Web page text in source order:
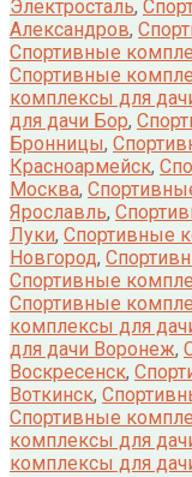
Электросталь,
Александров,
Спортивные
Спортивные
комплексы для
для дачи Бор,
Бронницы,
Красноармейск,
Москва,
Ярославль,
Луки, Спортивные
Новгород,
Спортивные
Спортивные
комплексы для
для дачи Воронеж,
Воскресенск,
Воткинск,
Спортивные
комплексы для
комплексы для